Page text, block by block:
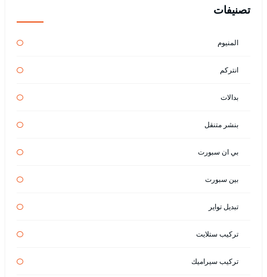
تصنيفات
المنيوم
انتركم
بدالات
بنشر متنقل
بي ان سبورت
بين سبورت
تبديل تواير
تركيب ستلايت
تركيب سيراميك